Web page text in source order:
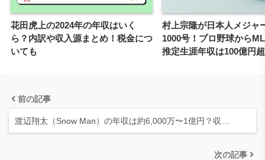
花田虎上の2024年の年収はいく
ら？内訳や収入源まとめ！税金につ
いても
村上宗隆が日本人メジャ
1000号！プロ野球から
推定生涯年収は100億円
前の記事
渡辺翔太（Snow Man）の年収は約6,000万〜1億円？収…
次の記事